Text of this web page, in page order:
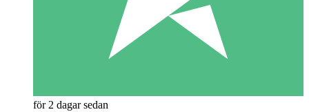
för 2 dagar sedan